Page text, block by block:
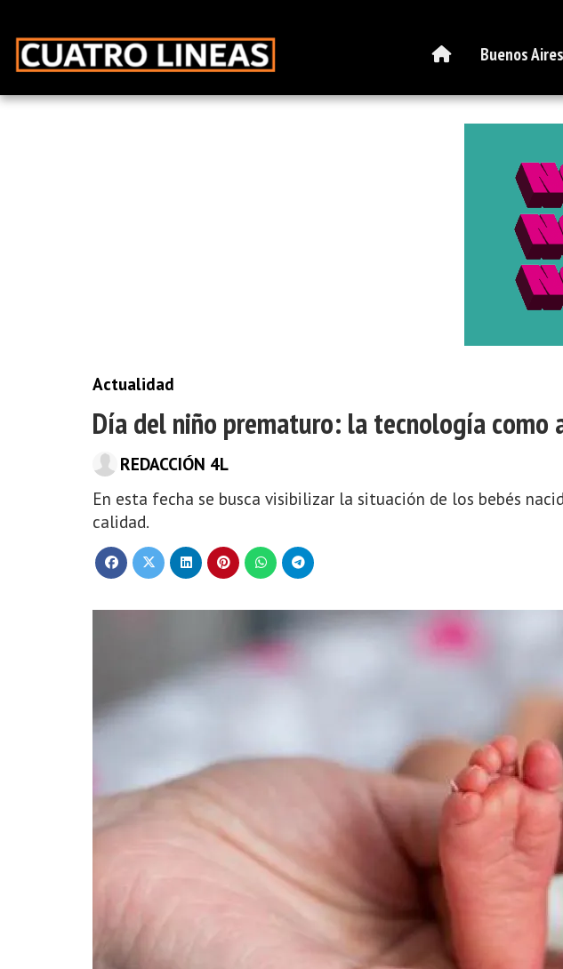
Buenos Aires
Día del niño prematuro: la tecnología como
En esta fecha se busca visibilizar la situación de los bebés
calidad.
Actualidad
REDACCIÓN 4L